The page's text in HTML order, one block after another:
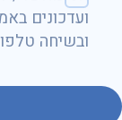
טלפון
ובשיחה